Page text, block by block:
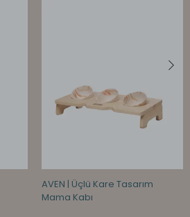
AVEN | Üçlü Kare Tasarım
Mama Kabı